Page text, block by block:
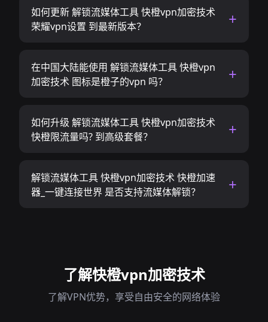
如何更新 解锁流媒体工具 快橙vpn加密技术
荣耀vpn设置 到最新版本？
在中国大陆能使用 解锁流媒体工具 快橙vpn
加密技术 图标是橙子的vpn 吗？
如何升级 解锁流媒体工具 快橙vpn加密技术
快橙限流量吗? 到高级套餐？
解锁流媒体工具 快橙vpn加密技术 快橙加速
器_一键连接世界 是否支持流媒体解锁？
了解快橙vpn加密技术
了解VPN优势，享受自由安全的网络体验